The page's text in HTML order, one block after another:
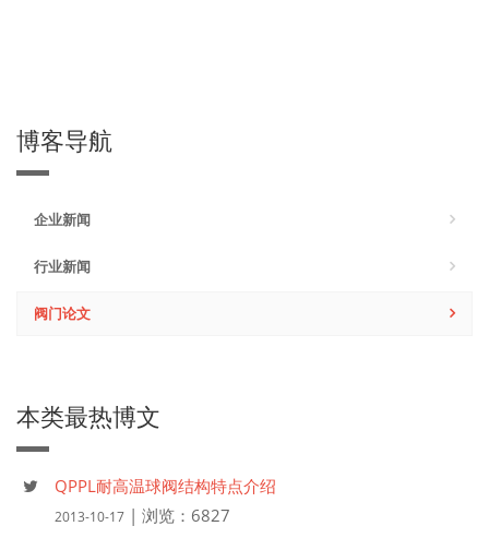
博客导航
企业新闻
行业新闻
阀门论文
本类最热博文
QPPL耐高温球阀结构特点介绍
2013-10-17 | 浏览：6827